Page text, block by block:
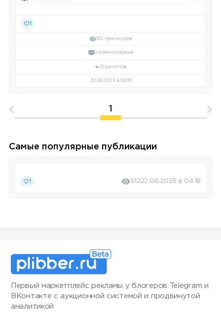
1
512 просмотров
0 комментариев
0 репостов
22.06.2025 в 04:18
1
Самые популярные публикации
1 51222.06.2025 в 04:18
Первый маркетплейс рекламы у блогеров Telegram и
ВКонтакте с аукционной системой и продвинутой
аналитикой